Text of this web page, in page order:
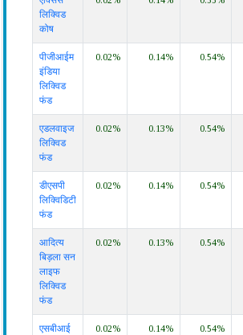
का
नाम
दिन सप्ताह महिना
लिक्विड
कोष
पीजीआईम
इंडिया
लिक्विड
फंड
0.02% 0.14% 0.54%
एडलवाइज
लिक्विड
फंड
0.02% 0.13% 0.54%
डीएसपी
लिक्विडिटी
फंड
0.02% 0.14% 0.54%
आदित्य
बिड़ला सन
लाइफ
लिक्विड
फंड
0.02% 0.13% 0.54%
एसबीआई
0.02% 0.14% 0.54%